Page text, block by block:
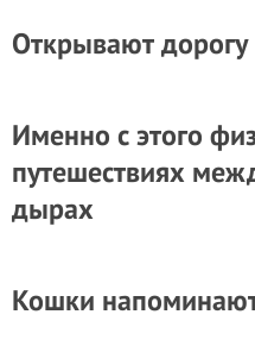
Открывают
Именно с этого
путешествиях
дырах
Кошки